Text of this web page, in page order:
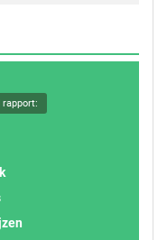
rapport: